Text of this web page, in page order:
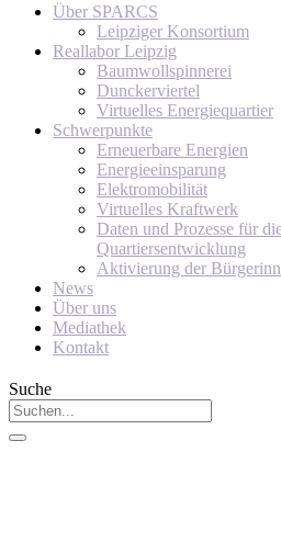
Über SPARCS
Leipziger Konsortium
Reallabor Leipzig
Baumwollspinnerei
Dunckerviertel
Virtuelles Energiequartier
Schwerpunkte
Erneuerbare Energien
Energieeinsparung
Elektromobilität
Virtuelles Kraftwerk
Daten und Prozesse für
Quartiersentwicklung
Aktivierung der
News
Über uns
Mediathek
Kontakt
Suche